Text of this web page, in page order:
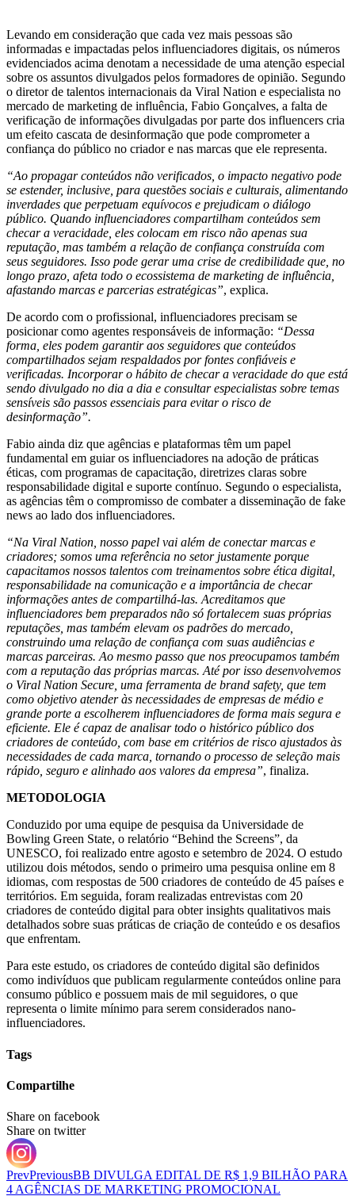
Levando em consideração que cada vez mais pessoas são
informadas e impactadas pelos influenciadores digitais, os números
evidenciados acima denotam a necessidade de uma atenção especial
sobre os assuntos divulgados pelos formadores de opinião. Segundo
o diretor de talentos internacionais da Viral Nation e especialista no
mercado de marketing de influência, Fabio Gonçalves, a falta de
verificação de informações divulgadas por parte dos influencers cria
um efeito cascata de desinformação que pode comprometer a
confiança do público no criador e nas marcas que ele representa.
“Ao propagar conteúdos não verificados, o impacto negativo pode
se estender, inclusive, para questões sociais e culturais, alimentando
inverdades que perpetuam equívocos e prejudicam o diálogo
público. Quando influenciadores compartilham conteúdos sem
checar a veracidade, eles colocam em risco não apenas sua
reputação, mas também a relação de confiança construída com
seus seguidores. Isso pode gerar uma crise de credibilidade que, no
longo prazo, afeta todo o ecossistema de marketing de influência,
afastando marcas e parcerias estratégicas”, explica.
De acordo com o profissional, influenciadores precisam se
posicionar como agentes responsáveis de informação: “Dessa
forma, eles podem garantir aos seguidores que conteúdos
compartilhados sejam respaldados por fontes confiáveis e
verificadas. Incorporar o hábito de checar a veracidade do que está
sendo divulgado no dia a dia e consultar especialistas sobre temas
sensíveis são passos essenciais para evitar o risco de
desinformação”.
Fabio ainda diz que agências e plataformas têm um papel
fundamental em guiar os influenciadores na adoção de práticas
éticas, com programas de capacitação, diretrizes claras sobre
responsabilidade digital e suporte contínuo. Segundo o especialista,
as agências têm o compromisso de combater a disseminação de fake
news ao lado dos influenciadores.
“Na Viral Nation, nosso papel vai além de conectar marcas e
criadores; somos uma referência no setor justamente porque
capacitamos nossos talentos com treinamentos sobre ética digital,
responsabilidade na comunicação e a importância de checar
informações antes de compartilhá-las. Acreditamos que
influenciadores bem preparados não só fortalecem suas próprias
reputações, mas também elevam os padrões do mercado,
construindo uma relação de confiança com suas audiências e
marcas parceiras. Ao mesmo passo que nos preocupamos também
com a reputação das próprias marcas. Até por isso desenvolvemos
o Viral Nation Secure, uma ferramenta de brand safety, que tem
como objetivo atender às necessidades de empresas de médio e
grande porte a escolherem influenciadores de forma mais segura e
eficiente. Ele é capaz de analisar todo o histórico público dos
criadores de conteúdo, com base em critérios de risco ajustados às
necessidades de cada marca, tornando o processo de seleção mais
rápido, seguro e alinhado aos valores da empresa”, finaliza.
METODOLOGIA
Conduzido por uma equipe de pesquisa da Universidade de
Bowling Green State, o relatório “Behind the Screens”, da
UNESCO, foi realizado entre agosto e setembro de 2024. O estudo
utilizou dois métodos, sendo o primeiro uma pesquisa online em 8
idiomas, com respostas de 500 criadores de conteúdo de 45 países e
territórios. Em seguida, foram realizadas entrevistas com 20
criadores de conteúdo digital para obter insights qualitativos mais
detalhados sobre suas práticas de criação de conteúdo e os desafios
que enfrentam.
Para este estudo, os criadores de conteúdo digital são definidos
como indivíduos que publicam regularmente conteúdos online para
consumo público e possuem mais de mil seguidores, o que
representa o limite mínimo para serem considerados nano-
influenciadores.
Tags
Compartilhe
Share on facebook
Share on twitter
PrevPreviousBB DIVULGA EDITAL DE R$ 1,9 BILHÃO PARA
4 AGÊNCIAS DE MARKETING PROMOCIONAL